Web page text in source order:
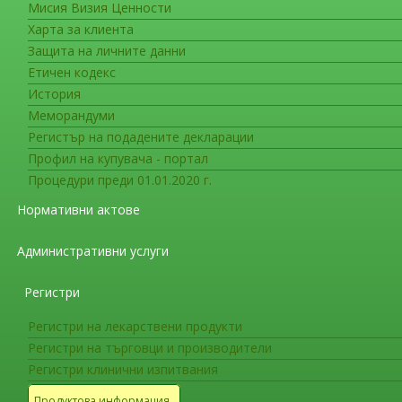
Мисия Визия Ценности
Харта за клиента
Защита на личните данни
Етичен кодекс
История
Меморандуми
Регистър на подадените декларации
Профил на купувача - портал
Процедури преди 01.01.2020 г.
Нормативни актове
Административни услуги
Регистри
Регистри на лекарствени продукти
Регистри на търговци и производители
Регистри клинични изпитвания
На интернет страницата на ИАЛ в раздел
на министъра на здравеопазването за
Европейската фармакопея (
График за
фармакопея). Датата е определена в
разработването на Европейска фармакопея и
членки.
МЕДИЦИНА
ВАЖНО!!!